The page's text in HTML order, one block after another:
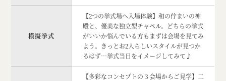
模擬挙式
【2つの挙式場へ入場体験】和の佇まいの神
殿と、優美な独立型チャペル。どちらの挙式
がいいか悩んでいる方もまずは会場を見てみ
よう。きっとお2人らしいスタイルが見つか
るはず…挙式当日をイメージしてみて♪
【多彩なコンセプトの３会場からご見学】二